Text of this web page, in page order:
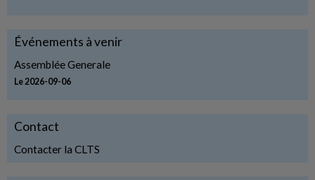
Événements à venir
Assemblée Generale
Le 2026-09-06
Contact
Contacter la CLTS